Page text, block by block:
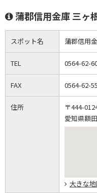
蒲郡信用金庫 三ヶ
スポット名 蒲郡信用
TEL 0564-62-
FAX 0564-62-
住所
〒444-
愛知県額
大きな